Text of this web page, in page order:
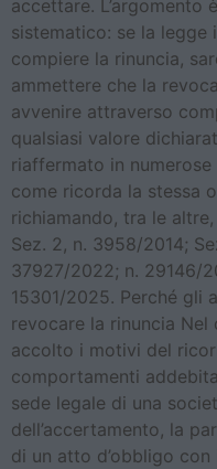
accettare. L’argomento
sistematico: se la legge
compiere la rinuncia,
ammettere che la
avvenire attraverso
qualsiasi valore
riaffermato in
come ricorda la stessa
richiamando, tra le altre,
Sez. 2, n. 3958/2014;
37927/2022; n. 29146/
15301/2025. Perché gli
revocare la rinuncia
accolto i motivi del
comportamenti
sede legale di una
dell’accertamento, la
di un atto d’obbligo